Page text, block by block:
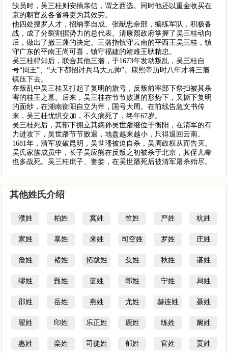
缺员时，吴三桂则安插亲信，谓之西选。同时他还以重金收买在
京的朝官及各省将吏为其效劳。
他四处搜罗人才，招纳李自成、张献忠余部，编练军队，积极备
战，成了分裂割据势力的总代表。清康熙政府掌握了吴三桂动向
后，做出了撤三藩的决定。三藩指镇守云南的平西王吴三桂，镇
守广东的平南王尚可喜，镇守福建的靖难王耿精忠。
吴三桂得知后，联合其他三藩，于1673年发动叛乱，吴三桂自
号“周王”、“天下都招讨兵马大元帅”。康熙帝历时八年才将三藩
镇压下去。
在叛乱中吴三桂又打起了复明的旗号，反叛前率部下祭扫被其杀
害的桂王之墓。后来，吴三桂在节节败退的形势下，又撕下复明
的面纱，在湖南衡阳自立为帝，国号大周。在前线告急文书传
来，吴三桂忧惧交加，不久病死了，终年67岁。
吴三桂死后，其部下拥立其嫡孙吴世蹯继位于衡阳，在清军的有
力进攻下，吴世蹯节节败退，地盘越来越小，只得退回云南。
1681年，清军攻破昆明，吴世璠被迫自杀，吴周政权从而告灭。
吴氏家族成员中，长子吴应熊在反叛之初被杀于北京，其侄儿辈
也多战死。吴三桂庶子、妻妾，在吴世蹯死后被清军屠杀殆尽。
其他姓氏介绍
濮姓 柏姓 冀姓 竺姓 严姓 杭姓
家姓 暴姓 来姓 司空姓 罗姓 庄姓
詹姓 褚姓 拓跋姓 殳姓 秋姓 谌姓
缪姓 甄姓 蓝姓 郎姓 宁姓 舄姓
邵姓 岳姓 燕姓 尤姓 赫连姓 聂姓
翟姓 印姓 乐正姓 鹿姓 练姓 阚姓
惠姓 栾姓 司徒姓 郁姓 官姓 贡姓